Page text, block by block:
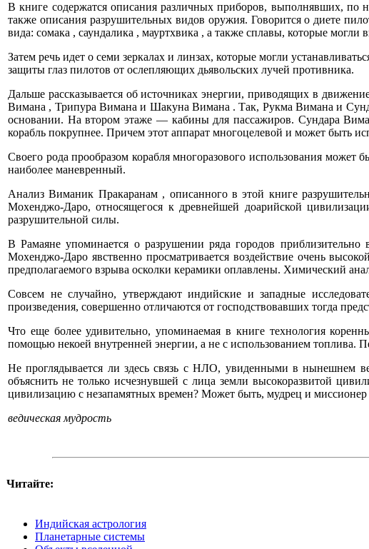
В книге содержатся описания различных приборов, выполнявших, по
также описания разрушительных видов оружия. Говорится о диете
вида: сомака , саундалика , мауртхвика , а также сплавы, которые
Затем речь идет о семи зеркалах и линзах, которые могли
защиты глаз пилотов от ослепляющих дьявольских лучей противника.
Дальше рассказывается об источниках энергии, приводящих в
Вимана , Трипура Вимана и Шакуна Вимана . Так, Рукма Вимана и
основании. На втором этаже — кабины для пассажиров. Сундара
корабль покрупнее. Причем этот аппарат многоцелевой и может быть
Своего рода прообразом корабля многоразового использования
наиболее маневренный.
Анализ Виманик Пракаранам , описанного в этой книге
Мохенджо-Даро, относящегося к древнейшей доарийской
разрушительной силы.
В Рамаяне упоминается о разрушении ряда городов
Мохенджо-Даро явственно просматривается воздействие очень
предполагаемого взрыва осколки керамики оплавлены. Химический
Совсем не случайно, утверждают индийские и западные
произведения, совершенно отличаются от господствовавших тогда
Что еще более удивительно, упоминаемая в книге технология
помощью некоей внутренней энергии, а не с использованием топлива.
Не проглядывается ли здесь связь с НЛО, увиденными в нынешнем
объяснить не только исчезнувшей с лица земли высокоразвитой
цивилизацию с незапамятных времен? Может быть, мудрец и
ведическая мудрость
Читайте:
Индийская астрология
Планетарные системы